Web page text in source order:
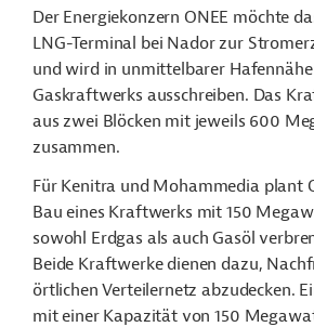
Der Energiekonzern ONEE möchte
LNG-Terminal bei Nador zur
und wird in unmittelbarer Hafennähe
Gaskraftwerks ausschreiben. Das
aus zwei Blöcken mit jeweils 600
zusammen.
Für Kenitra und Mohammedia plant
Bau eines Kraftwerks mit 150
sowohl Erdgas als auch Gasöl
Beide Kraftwerke dienen dazu,
örtlichen Verteilernetz abzudecken.
mit einer Kapazität von 150